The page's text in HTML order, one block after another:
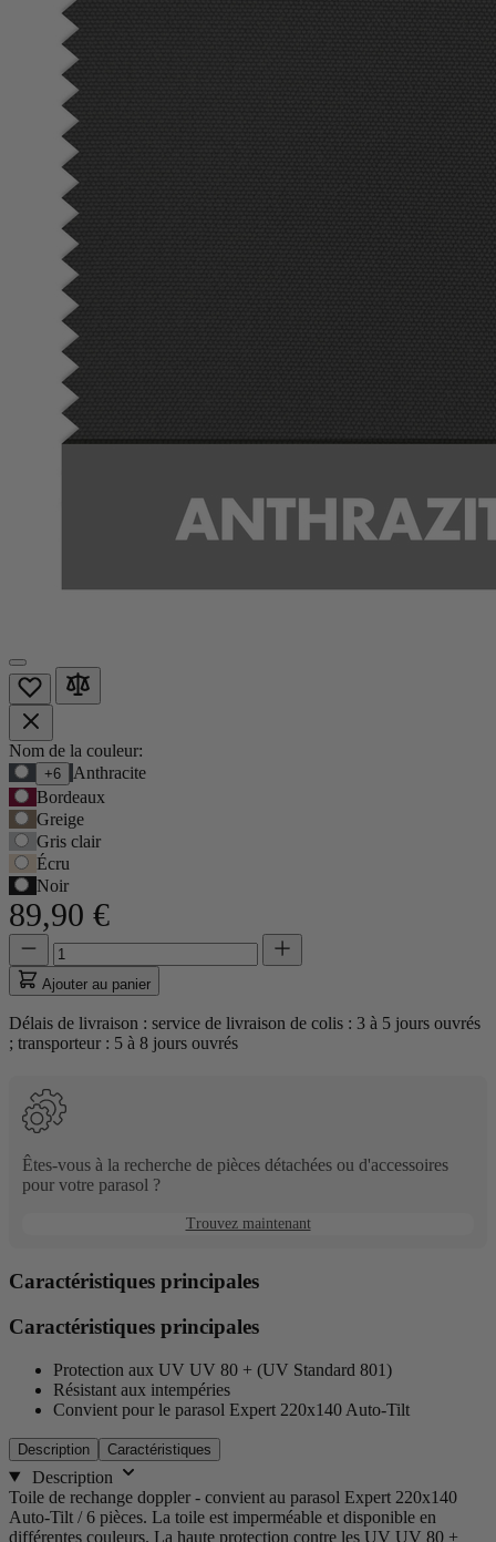
Options
du
produit
Nom de la couleur:
Utilisez
la
touche
Tab
pour
accéder
à
la
première
option,
puis
les
pour
naviguer
options.
+6
Anthracite
Bordeaux
Greige
Gris clair
Écru
Noir
89,90 €
Quantité
mise
jour
à
1
Quantité
Ajouter au panier
Délais de livraison : service de livraison de colis : 3 à 5 jours ouvrés
; transporteur : 5 à 8 jours ouvrés
Êtes-vous à la recherche de pièces détachées ou d'accessoires
pour votre parasol ?
Trouvez maintenant
Caractéristiques principales
Caractéristiques principales
Protection aux UV UV 80 + (UV Standard 801)
Résistant aux intempéries
Convient pour le parasol Expert 220x140 Auto-Tilt
Description Caractéristiques
Description
Toile de rechange doppler - convient au parasol Expert 220x140
Auto-Tilt / 6 pièces. La toile est imperméable et disponible en
différentes couleurs. La haute protection contre les UV UV 80 +